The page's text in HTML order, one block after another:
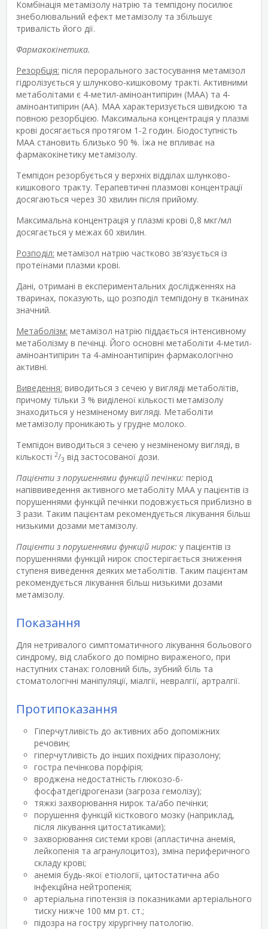
Комбінація метамізолу натрію та темпідону посилює
знеболювальний ефект метамізолу та збільшує
тривалість його дії.
Фармакокінетика.
Резорбція: після перорального застосування метамізол
гідролізується у шлунково-кишковому тракті. Активними
метаболітами є 4-метил-аміноантипірин (МАА) та 4-
аміноантипірин (АА). МАА характеризується швидкою та
повною резорбцією. Максимальна концентрація у плазмі
крові досягається протягом 1-2 годин. Біодоступність
МАА становить близько 90 %. Їжа не впливає на
фармакокінетику метамізолу.
Темпідон резорбується у верхніх відділах шлунково-
кишкового тракту. Терапевтичні плазмові концентрації
досягаються через 30 хвилин після прийому.
Максимальна концентрація у плазмі крові 0,8 мкг/мл
досягається у межах 60 хвилин.
Розподіл: метамізол натрію частково зв'язується із
протеїнами плазми крові.
Дані, отримані в експериментальних дослідженнях на
тваринах, показують, що розподіл темпідону в тканинах
значний.
Метаболізм: метамізол натрію піддається інтенсивному
метаболізму в печінці. Його основні метаболіти 4-метил-
аміноантипірин та 4-аміноантипірин фармакологічно
активні.
Виведення: виводиться з сечею у вигляді метаболітів,
причому тільки 3 % виділеної кількості метамізолу
знаходиться у незміненому вигляді. Метаболіти
метамізолу проникають у грудне молоко.
Темпідон виводиться з сечею у незміненому вигляді, в
кількості 2/3 від застосованої дози.
Пацієнти з порушеннями функцій печінки: період
напіввиведення активного метаболіту МАА у пацієнтів із
порушеннями функцій печінки подовжується приблизно в
3 рази. Таким пацієнтам рекомендується лікування більш
низькими дозами метамізолу.
Пацієнти з порушеннями функцій нирок: у пацієнтів із
порушеннями функцій нирок спостерігається зниження
ступеня виведення деяких метаболітів. Таким пацієнтам
рекомендується лікування більш низькими дозами
метамізолу.
Показання
Для нетривалого симптоматичного лікування больового
синдрому, від слабкого до помірно вираженого, при
наступних станах: головний біль, зубний біль та
стоматологічні маніпуляції, міалгії, невралгії, артралгії.
Протипоказання
Гіперчутливість до активних або допоміжних
речовин;
гіперчутливість до інших похідних піразолону;
гостра печінкова порфірія;
вроджена недостатність глюкозо-6-
фосфатдегідрогенази (загроза гемолізу);
тяжкі захворювання нирок та/або печінки;
порушення функцій кісткового мозку (наприклад,
після лікування цитостатиками);
захворювання системи крові (апластична анемія,
лейкопенія та агранулоцитоз), зміна периферичного
складу крові;
анемія будь-якої етіології, цитостатична або
інфекційна нейтропенія;
артеріальна гіпотензія із показниками артеріального
тиску нижче 100 мм рт. ст.;
підозра на гостру хірургічну патологію.